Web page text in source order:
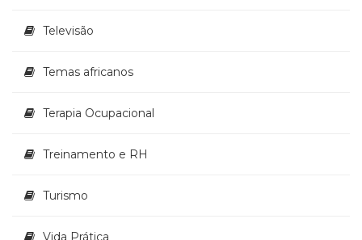
Televisão
Temas africanos
Terapia Ocupacional
Treinamento e RH
Turismo
Vida Prática